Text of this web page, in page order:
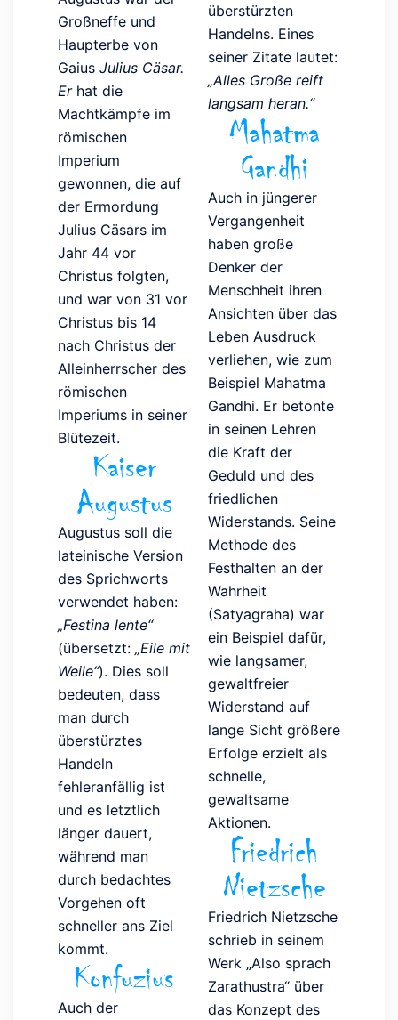
Großneffe und
Haupterbe von
Gaius Julius Cäsar.
Erhat die
Machtkämpfe im
römischen
Imperium
gewonnen, die auf
der Ermordung
Julius Cäsars im
Jahr 44 vor
Christus folgten,
und war von 31 vor
Christus bis 14
nach Christus der
Alleinherrscher des
römischen
Imperiums in seiner
Blütezeit.
Kaiser
Augustus
Augustus soll die
lateinische Version
des Sprichworts
verwendet haben:
„Festina lente“
(übersetzt: „Eile mit
Weile“). Dies soll
bedeuten, dass
man durch
überstürztes
Handeln
fehleranfällig ist
und es letztlich
länger dauert,
während man
durch bedachtes
Vorgehen oft
schneller ans Ziel
kommt.
Konfuzius
Auch der
überstürzten
Handelns. Eines
seiner Zitate lautet:
„Alles Große reift
langsam heran.“
Mahatma
Gandhi
Auch in jüngerer
Vergangenheit
haben große
Denker der
Menschheit ihren
Ansichten über das
Leben Ausdruck
verliehen, wie zum
Beispiel Mahatma
Gandhi. Er betonte
in seinen Lehren
die Kraft der
Geduld und des
friedlichen
Widerstands. Seine
Methode des
Festhalten an der
Wahrheit
(Satyagraha) war
ein Beispiel dafür,
wie langsamer,
gewaltfreier
Widerstand auf
lange Sicht größere
Erfolge erzielt als
schnelle,
gewaltsame
Aktionen.
Friedrich
Nietzsche
Friedrich Nietzsche
schrieb in seinem
Werk „Also sprach
Zarathustra“ über
das Konzept des